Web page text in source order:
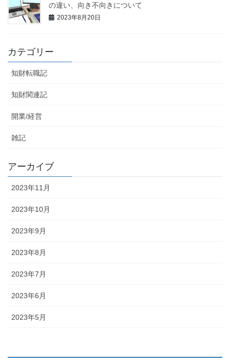
の違い、向き不向きについて
2023年8月20日
カテゴリー
知財転職記
知財関連記
開業/経営
雑記
アーカイブ
2023年11月
2023年10月
2023年9月
2023年8月
2023年7月
2023年6月
2023年5月